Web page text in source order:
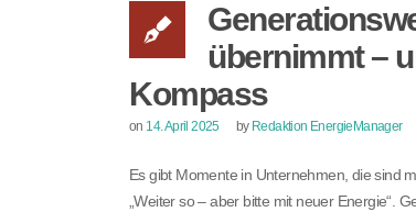
übernimmt –
Kompass
on 14. April 2025 by Redaktion EnergieManager
Es gibt Momente in Unternehmen, die sind
„Weiter so – aber bitte mit neuer Energie“.